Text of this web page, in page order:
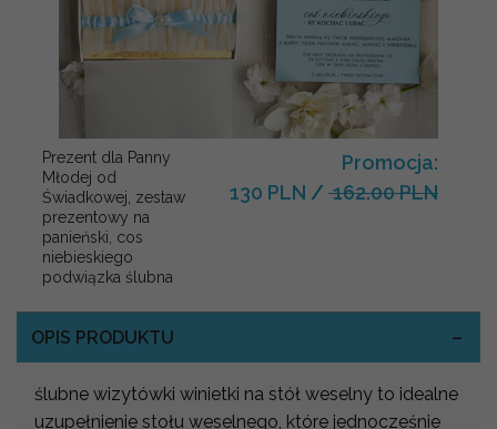
Prezent dla Panny
Młodej od
Świadkowej, zestaw
prezentowy na
panieński, cos
niebieskiego
podwiązka ślubna
Promocja:
130 PLN / 162.00 PLN
OPIS PRODUKTU
ślubne wizytówki winietki na stół weselny to idealne
uzupełnienie stołu weselnego, które jednocześnie